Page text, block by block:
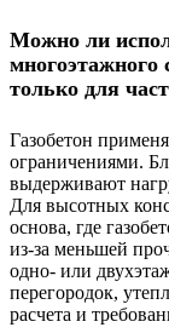
Можно ли
многоэтажного
только для
Газобетон
ограничениями.
выдерживают
Для высотных
основа, где
из-за меньшей
одно- или
перегородок,
расчета и